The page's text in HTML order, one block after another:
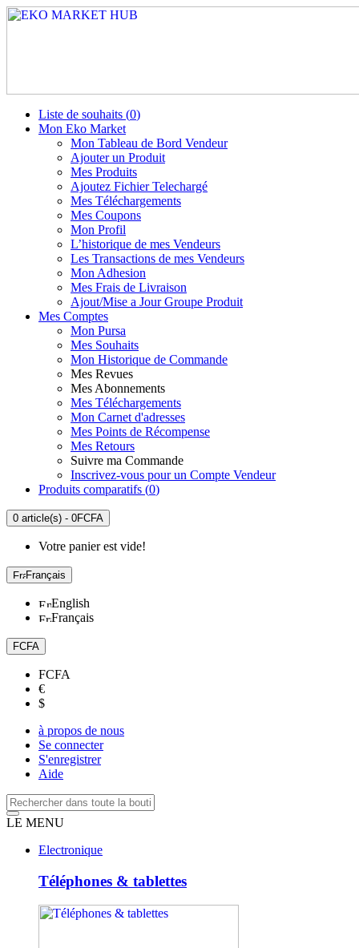
Liste de souhaits (0)
Mon Eko Market
Mon Tableau de Bord Vendeur
Ajouter un Produit
Mes Produits
Ajoutez Fichier Telechargé
Mes Téléchargements
Mes Coupons
Mon Profil
L’historique de mes Vendeurs
Les Transactions de mes Vendeurs
Mon Adhesion
Mes Frais de Livraison
Ajout/Mise a Jour Groupe Produit
Mes Comptes
Mon Pursa
Mes Souhaits
Mon Historique de Commande
Mes Revues
Mes Abonnements
Mes Téléchargements
Mon Carnet d'adresses
Mes Points de Récompense
Mes Retours
Suivre ma Commande
Inscrivez-vous pour un Compte Vendeur
Produits comparatifs (0)
0 article(s) - 0FCFA
Votre panier est vide!
Français
English
Français
FCFA
FCFA
€
$
à propos de nous
Se connecter
S'enregistrer
Aide
LE MENU
Electronique
Téléphones & tablettes